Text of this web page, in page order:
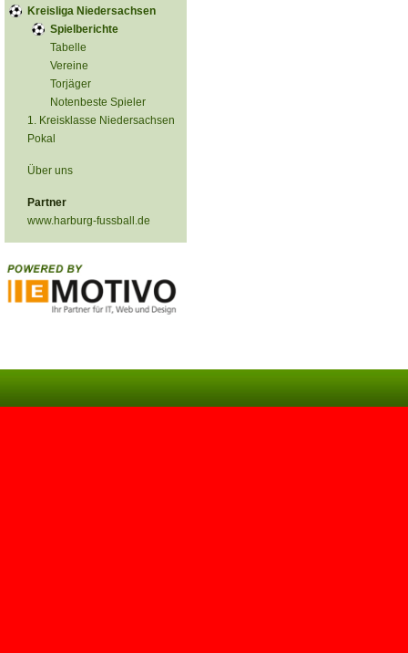
Kreisliga Niedersachsen
Spielberichte
Tabelle
Vereine
Torjäger
Notenbeste Spieler
1. Kreisklasse Niedersachsen
Pokal
Über uns
Partner
www.harburg-fussball.de